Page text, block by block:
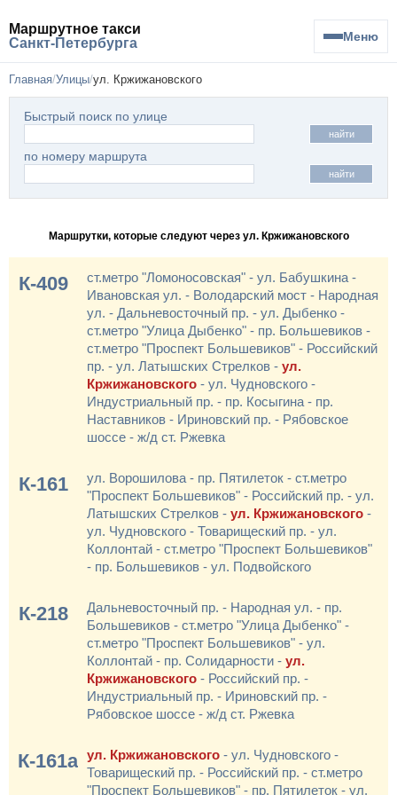
Маршрутное такси
Санкт-Петербурга
Меню
Главная Улицы ул. Кржижановского
Быстрый поиск по улице
найти
по номеру маршрута
найти
Маршрутки, которые следуют через ул. Кржижановского
К-409
ст.метро "Ломоносовская" - ул. Бабушкина -
Ивановская ул. - Володарский мост - Народная
ул. - Дальневосточный пр. - ул. Дыбенко -
ст.метро "Улица Дыбенко" - пр. Большевиков -
ст.метро "Проспект Большевиков" - Российский
пр. - ул. Латышских Стрелков - ул.
Кржижановского - ул. Чудновского -
Индустриальный пр. - пр. Косыгина - пр.
Наставников - Ириновский пр. - Рябовское
шоссе - ж/д ст. Ржевка
К-161
ул. Ворошилова - пр. Пятилеток - ст.метро
"Проспект Большевиков" - Российский пр. - ул.
Латышских Стрелков - ул. Кржижановского -
ул. Чудновского - Товарищеский пр. - ул.
Коллонтай - ст.метро "Проспект Большевиков"
- пр. Большевиков - ул. Подвойского
К-218
Дальневосточный пр. - Народная ул. - пр.
Большевиков - ст.метро "Улица Дыбенко" -
ст.метро "Проспект Большевиков" - ул.
Коллонтай - пр. Солидарности - ул.
Кржижановского - Российский пр. -
Индустриальный пр. - Ириновский пр. -
Рябовское шоссе - ж/д ст. Ржевка
К-161а ул. Кржижановского - ул. Чудновского -
Товарищеский пр. - Российский пр. - ст.метро
"Проспект Большевиков" - пр. Пятилеток - ул.